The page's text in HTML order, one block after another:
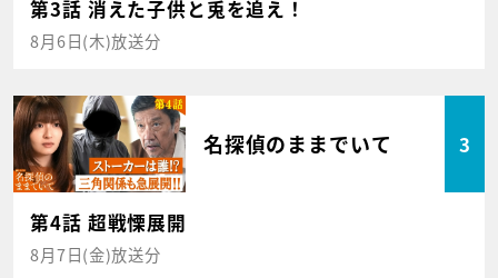
第3話 消えた子供と兎を追え！
8月6日(木)放送分
名探偵のままでいて 3
第4話 超戦慄展開
8月7日(金)放送分